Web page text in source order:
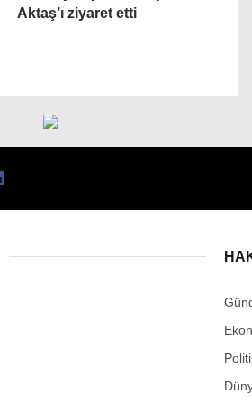
Aktaş’ı ziyaret etti